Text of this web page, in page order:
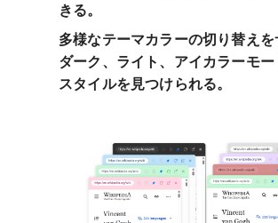
きる。
多様なテーマカラーの切り替えを
ダーク、ライト、アイカラーモ
スタイルを見つけられる。